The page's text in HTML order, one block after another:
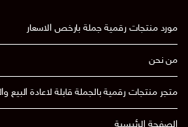
مورد منتجات رقمية جملة بارخص الاسعار
من نحن
متجر منتجات رقمية بالجملة قابلة لاعادة
الصفحة الرئيسية